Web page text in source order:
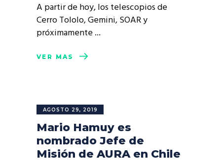
A partir de hoy, los telescopios de
Cerro Tololo, Gemini, SOAR y
próximamente
VER MÁS
AGOSTO 29, 2019
Mario Hamuy es
nombrado Jefe de
Misión de AURA en Chile